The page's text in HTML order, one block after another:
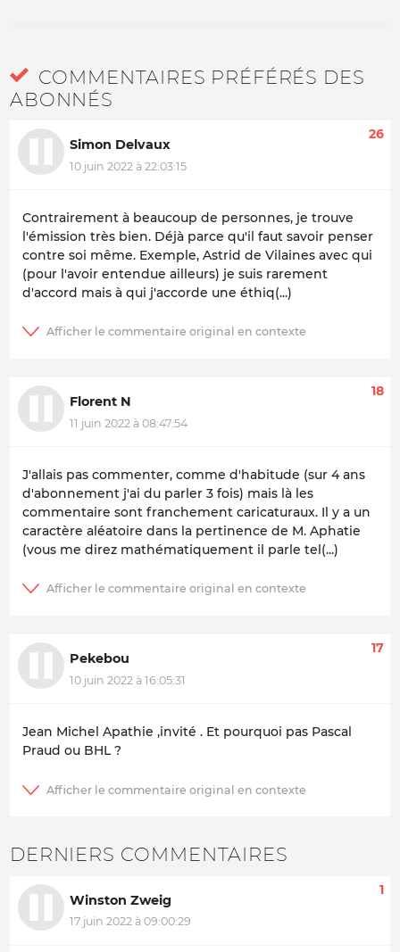
COMMENTAIRES PRÉFÉRÉS DES
ABONNÉS
Simon Delvaux
10 juin 2022 à 22:03:15
26
Contrairement à beaucoup de personnes, je trouve
l'émission très bien. Déjà parce qu'il faut savoir penser
contre soi même. Exemple, Astrid de Vilaines avec qui
(pour l'avoir entendue ailleurs) je suis rarement
d'accord mais à qui j'accorde une éthiq(...)
Florent N
11 juin 2022 à 08:47:54
18
J'allais pas commenter, comme d'habitude (sur 4 ans
d'abonnement j'ai du parler 3 fois) mais là les
commentaire sont franchement caricaturaux. Il y a un
caractère aléatoire dans la pertinence de M. Aphatie
(vous me direz mathématiquement il parle tel(...)
Pekebou
10 juin 2022 à 16:05:31
17
Jean Michel Apathie ,invité . Et pourquoi pas Pascal
Praud ou BHL ?
DERNIERS COMMENTAIRES
Winston Zweig
17 juin 2022 à 09:00:29
1